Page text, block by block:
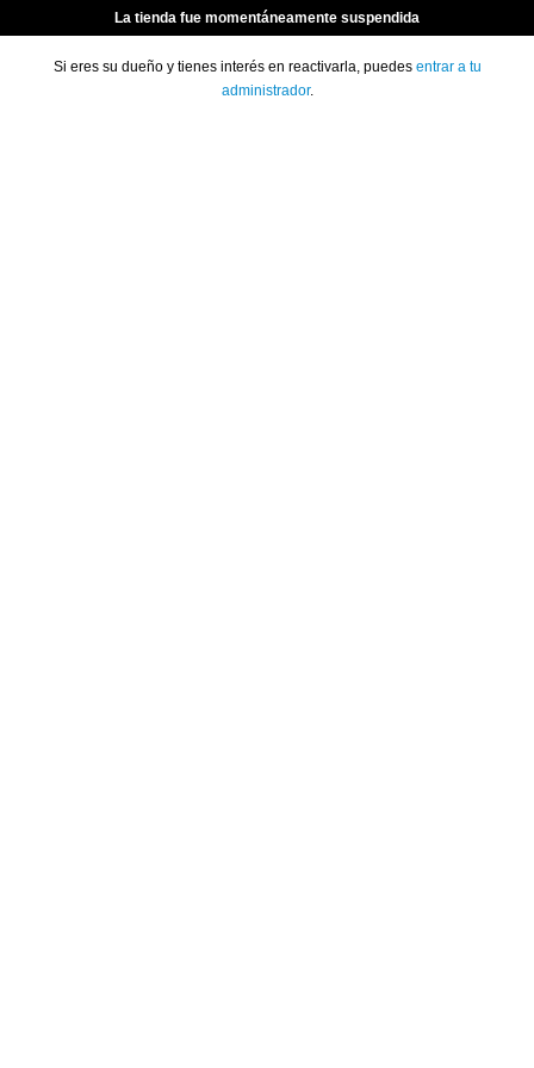
La tienda fue momentáneamente suspendida
Si eres su dueño y tienes interés en reactivarla, puedes entrar a tu
administrador.